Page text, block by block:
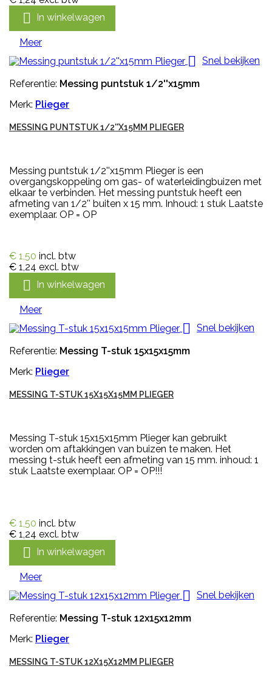
 In winkelwagen
Meer
 Snel bekijken
Referentie: Messing puntstuk 1/2''x15mm
Merk: Plieger
MESSING PUNTSTUK 1/2''X15MM PLIEGER
Messing puntstuk 1/2''x15mm Plieger is een
overgangskoppeling om gas- of waterleidingbuizen met
elkaar te verbinden. Het messing puntstuk heeft een
afmeting van 1/2'' buiten x 15 mm. Inhoud: 1 stuk Laatste
exemplaar. OP = OP
€ 1,50 incl. btw
€ 1,24 excl. btw
 In winkelwagen
Meer
 Snel bekijken
Referentie: Messing T-stuk 15x15x15mm
Merk: Plieger
MESSING T-STUK 15X15X15MM PLIEGER
Messing T-stuk 15x15x15mm Plieger kan gebruikt
worden om aftakkingen van buizen te maken. Het
messing t-stuk heeft een afmeting van 15 mm. inhoud: 1
stuk Laatste exemplaar. OP = OP!!!
€ 1,50 incl. btw
€ 1,24 excl. btw
 In winkelwagen
Meer
 Snel bekijken
Referentie: Messing T-stuk 12x15x12mm
Merk: Plieger
MESSING T-STUK 12X15X12MM PLIEGER